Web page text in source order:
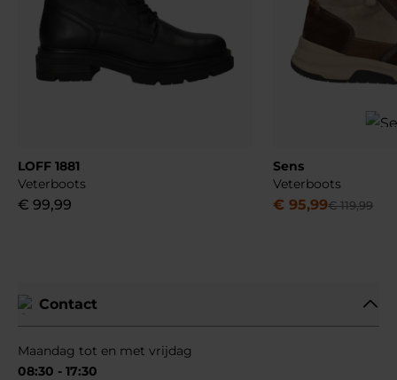
LOFF 1881
Veterboots
€ 99,99
Sens
Veterboots
€ 95,99€ 119,99
Contact
Maandag tot en met vrijdag
08:30 - 17:30